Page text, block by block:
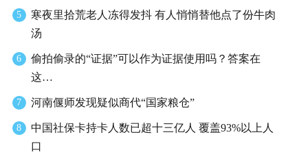
5
寒夜里拾荒老人冻得发抖 有人悄悄替他点了份牛肉
汤
6
偷拍偷录的“证据”可以作为证据使用吗？答案在
这…
7 河南偃师发现疑似商代“国家粮仓”
8
中国社保卡持卡人数已超十三亿人 覆盖93%以上人
口